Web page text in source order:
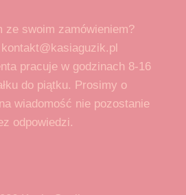
ze swoim zamówieniem?
pracuje w godzinach 8-16
do piątku. Prosimy o
wiadomość nie pozostanie
odpowiedzi.